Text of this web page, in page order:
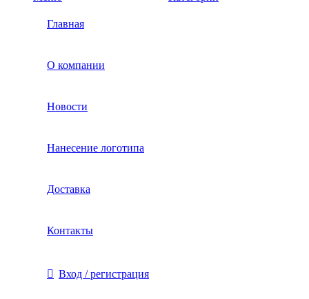
Главная
О компании
Новости
Нанесение логотипа
Доставка
Контакты
Вход / регистрация